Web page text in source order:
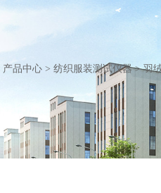
产品中心> 纺织服装测试仪器>羽